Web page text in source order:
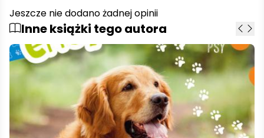
Jeszcze nie dodano żadnej opinii
Inne książki tego autora